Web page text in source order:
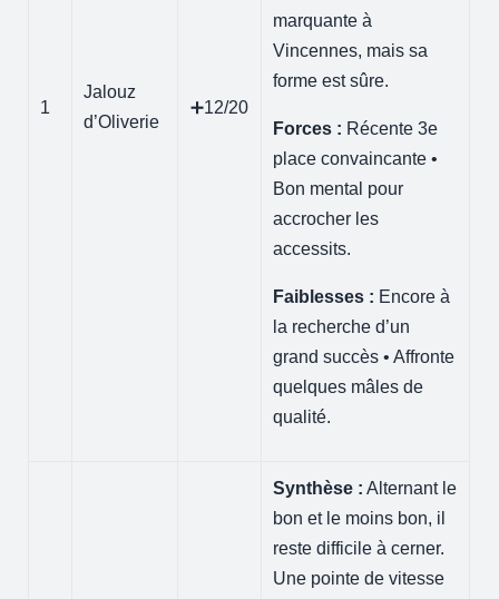
1
Jalouz
d’Oliverie
➕12/20
marquante à
Vincennes, mais sa
forme est sûre.
Forces : Récente 3e
place convaincante •
Bon mental pour
accrocher les
accessits.
Faiblesses : Encore à
la recherche d’un
grand succès • Affronte
quelques mâles de
qualité.
Synthèse : Alternant le
bon et le moins bon, il
reste difficile à cerner.
Une pointe de vitesse